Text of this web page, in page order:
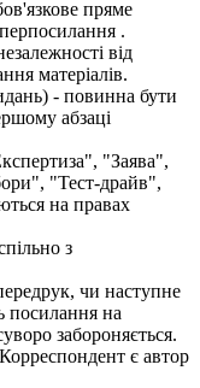
пряме
.
від
матеріалів.
- повинна бути
абзаці
"Заява",
"Тест-драйв",
на правах
з
чи наступне
посилання на
забороняється.
є автор